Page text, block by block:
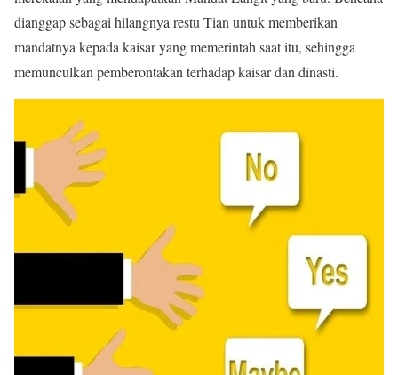
dianggap sebagai hilangnya restu Tian untuk memberikan
mandatnya kepada kaisar yang memerintah saat itu, sehingga
memunculkan pemberontakan terhadap kaisar dan dinasti.